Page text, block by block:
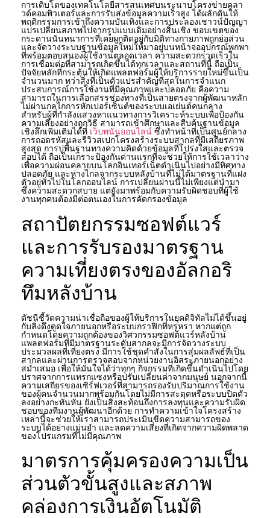
การเติบโตของเทคโนโลยีสารสนเทศบนระนาบโครงข่ายคลา
วด์คอมพิวเตอร์และการรับส่งข้อมูลความเร็วสูง ได้ผลักดันให้
พฤติกรรมการเข้าถึงความบันเทิงและการประลองเชาวน์ปัญญา
แปรเปลี่ยนสภาพไปจากรูปแบบเดิมอย่างสิ้นเชิง ขอบเขตของ
กระดานนันทนาการที่เคยผูกติดอยู่กับมิติทางกายภาพถูกย่อส่วน
และจัดวางระบบฐานข้อมูลใหม่ให้มาอยู่บนหน้าจออุปกรณ์พกพา
ที่พร้อมตอบสนองผู้ใช้งานตลอดเวลา ความสะดวกรวดเร็วใน
การเชื่อมต่อที่สามารถเกิดขึ้นได้ทุกเวลาและสถานที่นี้ ถือเป็น
ปัจจัยหลักที่กระตุ้นให้เกิดแพลตฟอร์มผู้ให้บริการรายใหม่ขึ้นเป็น
จำนวนมาก ทว่าสิ่งที่เป็นตัวแปรสำคัญที่สุดในการจำแนก
ประสบการณ์การใช้งานที่มีคุณภาพและปลอดภัย คือความ
สามารถในการเลือกสรรช่องทางที่เป็นสายตรงจากผู้พัฒนาหลัก
ไม่ผ่านกลไกการหักเปอร์เซ็นต์ของระบบเอเย่นต์คนกลาง
สำหรับผู้ที่กำลังแสวงหาแนวทางการวิเคราะห์ระบบเพื่อป้องกัน
ความเสี่ยงอย่างถูกวิธี สามารถเข้าศึกษาและสืบค้นฐานข้อมูล
เชิงลึกเพิ่มเติมได้ที่ เว็บพนันออนไลน์ ซึ่งทำหน้าที่เป็นศูนย์กลาง
การถอดรหัสและรีวิวสเปกโครงสร้างระบบสากลที่มีเสถียรภาพ
สูงสุด การปูพื้นฐานทางความคิดด้วยข้อมูลที่โปร่งใสและตรวจ
สอบได้ ถือเป็นเกราะป้องกันด่านแรกที่จะช่วยให้การใช้เวลาว่าง
เพื่อความผ่อนคลายบนโลกอินเทอร์เน็ตดำเนินไปอย่างมีทิศทาง
ปลอดภัย และห่างไกลจากระบบหลังบ้านที่ไม่ได้มาตรฐานที่แฝง
ตัวอยู่ทั่วไปในโลกออนไลน์ การเปลี่ยนผ่านนี้ไม่เพียงแต่นำมา
ซึ่งความสะดวกสบาย แต่ยังมาพร้อมกับความรับผิดชอบที่ผู้ใช้
งานทุกคนต้องมีต่อตนเองในการคัดกรองข้อมูล
สถาปัตยกรรมซอฟต์แวร์
และการรับรองมาตรฐาน
ความเที่ยงตรงของอัลกอริ
ทึมหลังบ้าน
ดัชนีชี้วัดความน่าเชื่อถือของผู้ให้บริการในยุคดิจิทัลไม่ได้ขึ้นอยู่
กับสิ่งดึงดูดใจภายนอกหรือระบบกราฟิกที่หรูหรา หากแต่ถูก
กำหนดโดยความถูกต้องของวิศวกรรมซอฟต์แวร์หลังบ้าน
แพลตฟอร์มที่มีมาตรฐานระดับสากลจะมีการจัดวางระบบ
ประมวลผลที่เที่ยงตรง มีการใช้ชุดคำสั่งในการสุ่มผลลัพธ์ที่เป็น
สากลและผ่านการตรวจสอบจากหน่วยงานอิสระภายนอกอย่าง
สม่ำเสมอ เพื่อให้มั่นใจได้ว่าทุกๆ กิจกรรมที่เกิดขึ้นดำเนินไปโดย
ปราศจากการแทรกแซงหรือปรับเปลี่ยนค่าจากมนุษย์ นอกจากนี้
ความเสถียรของเซิร์ฟเวอร์ที่สามารถรองรับปริมาณการใช้งาน
ของผู้คนจำนวนมากพร้อมกันโดยไม่มีการสะดุดหรือระบบปิดตัว
ลงอย่างกะทันหัน ยังเป็นสิ่งสะท้อนถึงการลงทุนและความรับผิด
ชอบของทีมงานผู้พัฒนาอีกด้วย การทำความเข้าใจโครงสร้าง
เหล่านี้จะช่วยให้เราสามารถประเมินขีดความสามารถของ
ระบบได้อย่างแม่นยำ และลดความเสี่ยงที่เกิดจากความผิดพลาด
ของโปรแกรมที่ไม่มีคุณภาพ
มาตรการคุ้มครองความเป็น
ส่วนตัวขั้นสูงและสภาพ
คล่องการเงินอัตโนมัติ